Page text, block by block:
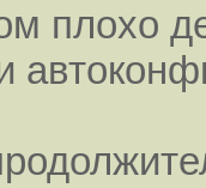
плохо